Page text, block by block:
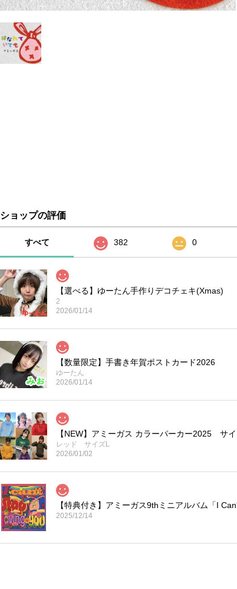
ショップの評価
すべて 382 0
【選べる】ゆーたん手作りデコチェキ(Xmas)
2
2026/01/14
【数量限定】手書き年賀ポストカード2026
ゆーたん
2026/01/14
【NEW】アミーガス カラーパーカー2025 サ
レッド サイズL
2026/01/02
【特典付き】アミーガス9thミニアルバム「I
2025/12/14